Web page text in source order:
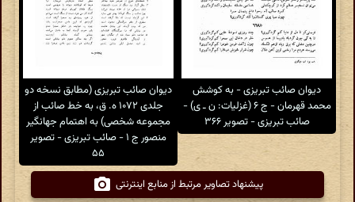
دیوان صائب تبریزی - به کوشش
محمد قهرمان - ج ۶ (غزلیات: ن ـ ی) -
صائب تبریزی - تصویر ۳۶۶
دیوان صائب تبریزی (مطابق نسخه دو
جلدی ۱۰۷۲ ه. ق، به خط صائب از
مجموعه شخصی) به اهتمام جهانگیر
منصور ج ۱ - صائب تبریزی - تصویر
۵۵
پیشنهاد تصاویر مرتبط از منابع اینترنتی